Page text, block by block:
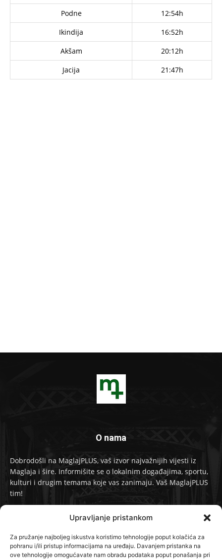
Upravljanje pristankom
Za pružanje najboljeg iskustva koristimo tehnologije poput kolačića za
pohranu i/ili pristup informacijama na uređaju. Davanjem pristanka na
ove tehnologije omogućavate nam obradu podataka poput ponašanja pri
Podne
12:54h
Ikindija
16:52h
Akšam
20:12h
Jacija
21:47h
O nama
Dobrodošli na MaglajPLUS, vaš izvor najvažnijih vijesti iz
Maglaja i šire. Informišite se o lokalnim događajima, sportu,
kulturi i drugim temama koje vas zanimaju. Vaš MaglajPLUS
tim!
info@maglajplus.ba
Pratite nas na